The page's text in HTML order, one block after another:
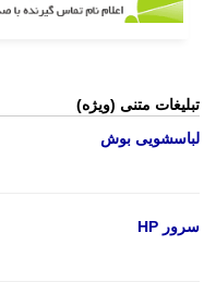
تبلیغات متنی (ویژه)
لباسشویی بوش
سرور HP